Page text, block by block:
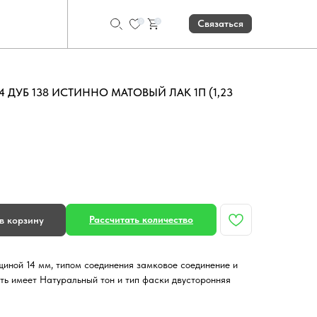
Связаться
4 ДУБ 138 ИСТИННО МАТОВЫЙ ЛАК 1П (1,23
корзину Рассчитать количество
14 мм, типом соединения замковое соединение и
имеет Натуральный тон и тип фаски двусторонняя